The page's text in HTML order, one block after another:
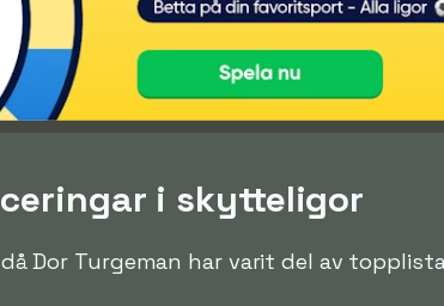
i skytteligor
Dor Turgeman har varit del av